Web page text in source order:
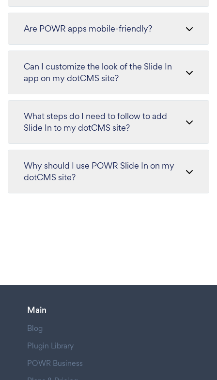
Are POWR apps mobile-friendly?
Can I customize the look of the Slide In
app on my dotCMS site?
What steps do I need to follow to add
Slide In to my dotCMS site?
Why should I use POWR Slide In on my
dotCMS site?
Main
Blog
Plugin Library
POWR Business